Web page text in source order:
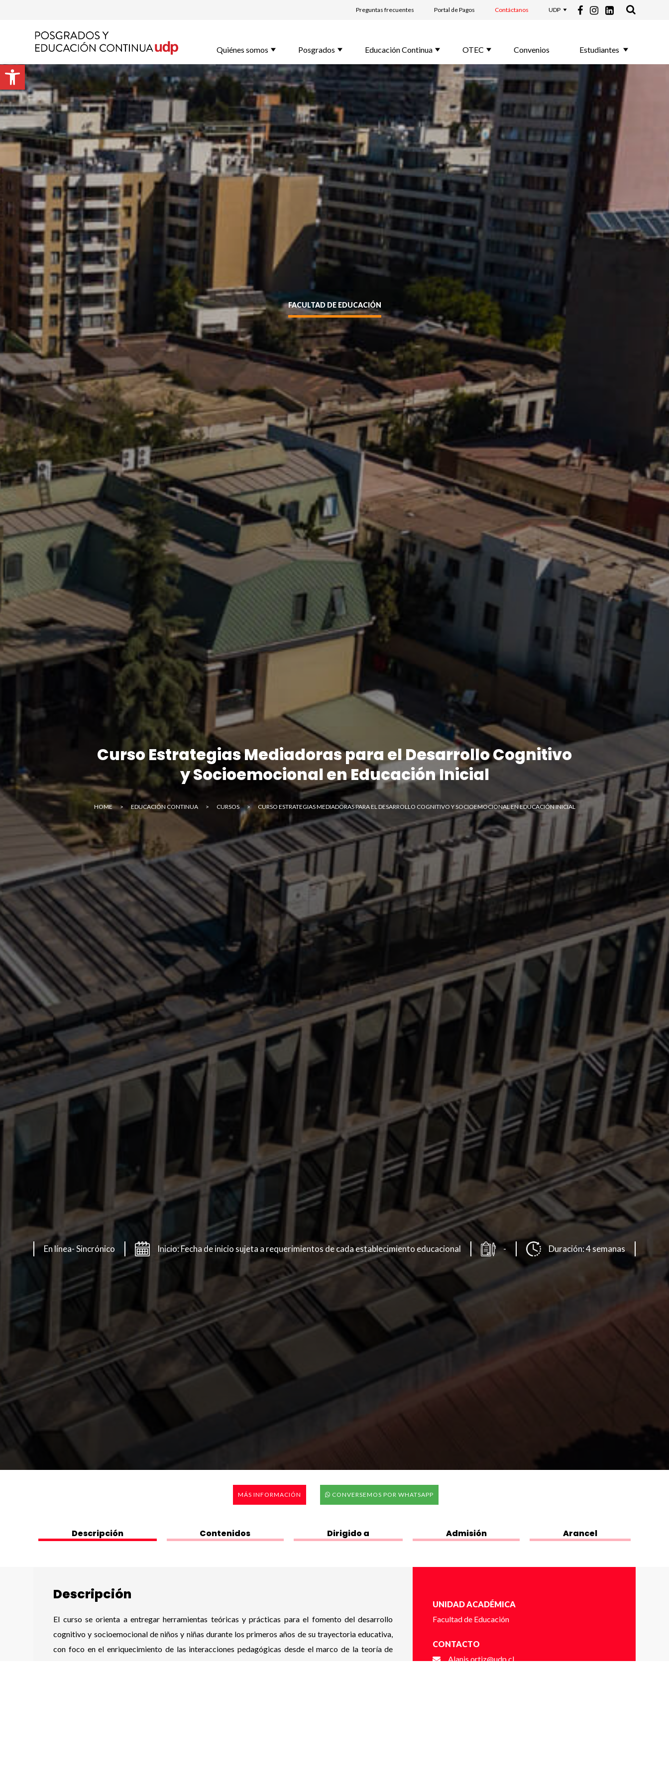
Abrir barra de herramientas
Preguntas frecuentes Portal de Pagos Contáctanos UDP
Quiénes somos Posgrados Educación Continua OTEC Convenios Estudiantes
Apellido *
Email *
Programa de Interés *
Pregunta
Enviar
FACULTAD DE EDUCACIÓN
Curso Estrategias Mediadoras para el Desarrollo Cognitivo
y Socioemocional en Educación Inicial
HOME > EDUCACIÓN CONTINUA > CURSOS > CURSO ESTRATEGIAS MEDIADORAS PARA EL DESARROLLO COGNITIVO Y SOCIOEMOCIONAL EN EDUCACIÓN INICIAL
En línea- Sincrónico Inicio: Fecha de inicio sujeta a requerimientos de cada establecimiento educacional - Duración: 4 semanas
MÁS INFORMACIÓN CONVERSEMOS POR WHATSAPP
Descripción Contenidos Dirigido a Admisión Arancel
UNIDAD ACADÉMICA
Facultad de Educación
CONTACTO
Alanis.ortiz@udp.cl
Descripción
El curso se orienta a entregar herramientas teóricas y prácticas para el fomento del desarrollo
cognitivo y socioemocional de niños y niñas durante los primeros años de su trayectoria educativa,
con foco en el enriquecimiento de las interacciones pedagógicas desde el marco de la teoría de
Completa el siguente formulario y nos pondremos en contacto contigo a la brevedad.
Cédula de identidad sin puntos ni guión (Ej: 18410112) *
Dígito verificador (Ej: 2) *
Nombre *
Apellido *
Número de Celular * (+56 9 xxxx xxxx)
Enviar